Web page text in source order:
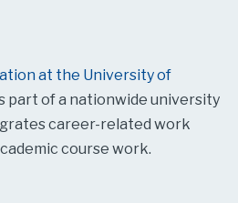
at the University of
part of a nationwide university
career-related work
course work.